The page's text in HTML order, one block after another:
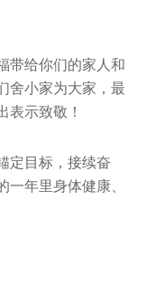
带给你们的家人和
舍小家为大家，最
表示致敬！
定目标，接续奋
年里身体健康、